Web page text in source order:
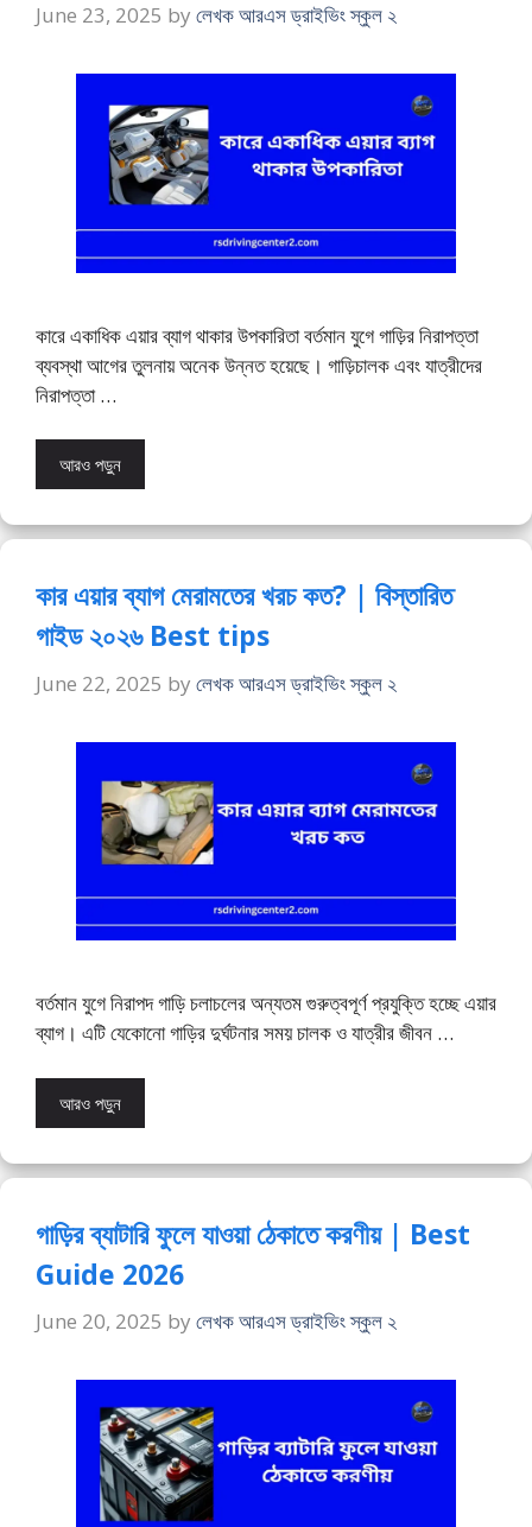
June 23, 2025 by লেখক আরএস ড্রাইভিং স্কুল ২
কারে একাধিক এয়ার ব্যাগ থাকার উপকারিতা বর্তমান যুগে গাড়ির নিরাপত্তা
ব্যবস্থা আগের তুলনায় অনেক উন্নত হয়েছে। গাড়িচালক এবং যাত্রীদের
নিরাপত্তা …
আরও পড়ুন
কার এয়ার ব্যাগ মেরামতের খরচ কত? | বিস্তারিত
গাইড ২০২৬ Best tips
June 22, 2025 by লেখক আরএস ড্রাইভিং স্কুল ২
বর্তমান যুগে নিরাপদ গাড়ি চলাচলের অন্যতম গুরুত্বপূর্ণ প্রযুক্তি হচ্ছে এয়ার
ব্যাগ। এটি যেকোনো গাড়ির দুর্ঘটনার সময় চালক ও যাত্রীর জীবন …
আরও পড়ুন
গাড়ির ব্যাটারি ফুলে যাওয়া ঠেকাতে করণীয় | Best
Guide 2026
June 20, 2025 by লেখক আরএস ড্রাইভিং স্কুল ২